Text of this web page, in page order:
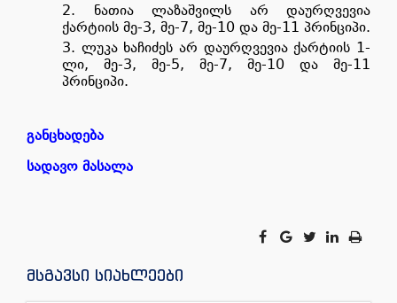
ნათია ლაზაშვილს არ დაურღვევია
ქარტიის მე-3, მე-7, მე-10 და მე-11 პრინციპი.
ლუკა ხაჩიძეს არ დაურღვევია ქარტიის 1-
ლი, მე-3, მე-5, მე-7, მე-10 და მე-11
პრინციპი.
განცხადება
სადავო მასალა
მსგავსი სიახლეები